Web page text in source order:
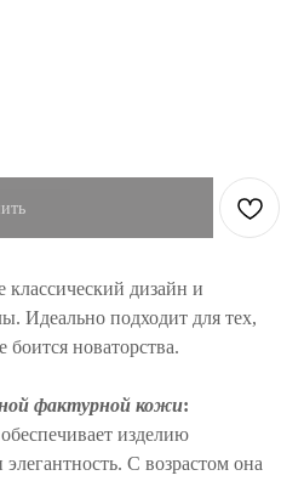
классический дизайн и
Идеально подходит для тех,
новаторства.
фактурной кожи:
изделию
С возрастом она